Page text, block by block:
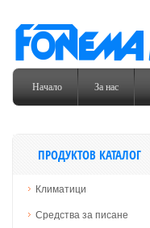
Начало За нас
ПРОДУКТОВ КАТАЛОГ
Климатици
Средства за писане